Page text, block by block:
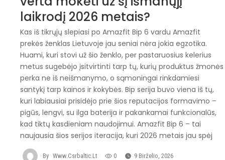
laikrodį 2026 metais?
Kas iš tikrųjų slepiasi po Amazfit Bip 6 vardu Amazfit
prekės ženklas Lietuvoje jau seniai nėra jokia egzotika.
Huami, kuri stovi už šio ženklo, per pastaruosius kelerius
metus sugebėjo įsitvirtinti tarp tų, kurių produktus žmonės
perka ne iš neišmanymo, o sąmoningai rinkdamiesi
santykį tarp kainos ir kokybės. Bip serija buvo viena iš tų,
kuri labiausiai prisidėjo prie šios reputacijos formavimo –
pigūs, lengvi, su ilga baterija ir pakankamai funkcionalūs,
kad tiktų kasdieniam naudojimui. Amazfit Bip 6 – tai
naujausia šios serijos iteracija, kuri 2026 metais jau spėj
By Www.csrbaltic.lt 0 9 Birželio, 2026